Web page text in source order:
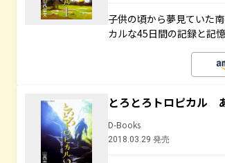
子供の頃から夢見ていた
カルな45日間の記録と記憶
とろとろトロピカル
D-Books
2018.03.29 発売